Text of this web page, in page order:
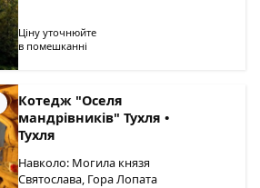
Ціну уточнюйте
в помешканні
Котедж "Оселя
мандрівників" Тухля •
Тухля
Навколо: Могила князя
Святослава, Гора Лопата